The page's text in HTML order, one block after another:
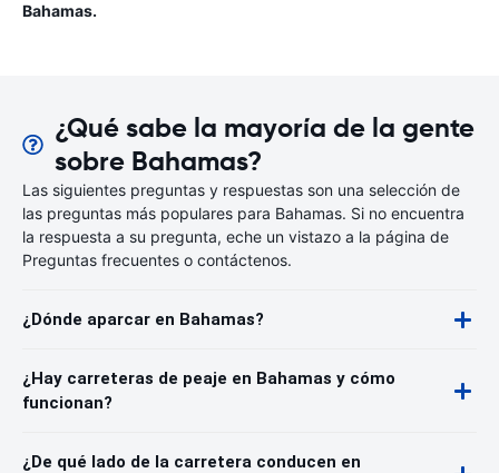
Bahamas.
¿Qué sabe la mayoría de la gente
sobre Bahamas?
Las siguientes preguntas y respuestas son una selección de
las preguntas más populares para Bahamas. Si no encuentra
la respuesta a su pregunta, eche un vistazo a la página de
Preguntas frecuentes o contáctenos.
¿Dónde aparcar en Bahamas?
¿Hay carreteras de peaje en Bahamas y cómo
funcionan?
¿De qué lado de la carretera conducen en